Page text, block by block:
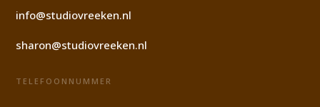
info@studiovreeken.nl
sharon@studiovreeken.nl
TELEFOONNUMMER